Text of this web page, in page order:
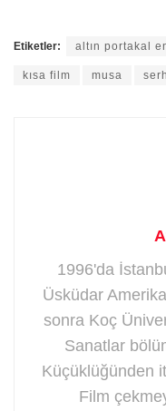
Etiketler: altın portakal
kısa film musa
1996'da
Üsküdar
sonra Koç
Sanatlar
Küçüklüğünden
Film